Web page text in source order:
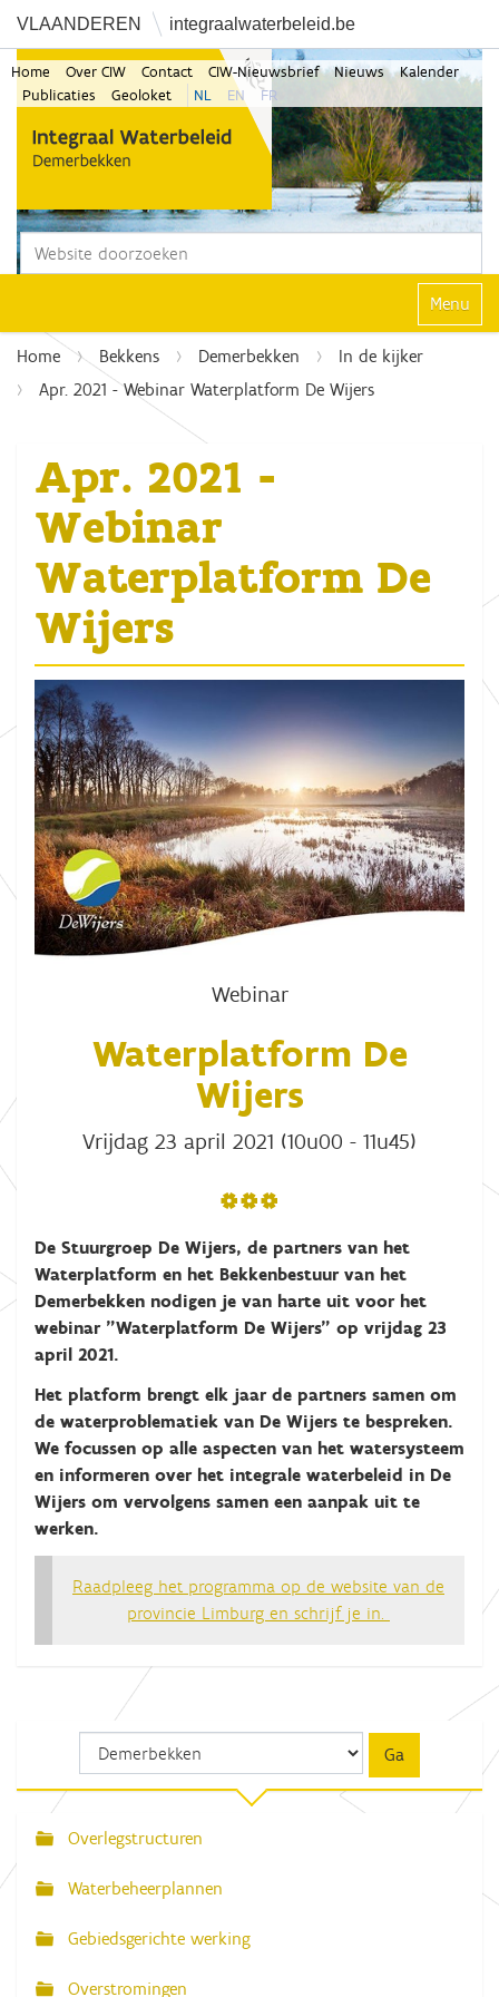
VLAANDEREN integraalwaterbeleid.be
Zoek
Home Over CIW Contact CIW-Nieuwsbrief Nieuws
Kalender
Publicaties
Geoloket NL EN FR
Klap
Home Bekkens Demerbekken
In de kijker
Apr. 2021 - Webinar Waterplatform De Wijers
Apr. 2021 -
Webinar
Waterplatform De
Wijers
Webinar
Waterplatform De
Wijers
Vrijdag 23 april 2021 (10u00 - 11u45)
***
De Stuurgroep De Wijers, de partners van het
Waterplatform en het Bekkenbestuur van het
Demerbekken nodigen je van harte uit voor het
webinar "Waterplatform De Wijers" op vrijdag 23
april 2021.
Het platform brengt elk jaar de partners samen om
de waterproblematiek van De Wijers te bespreken.
We focussen op alle aspecten van het watersysteem
en informeren over het integrale waterbeleid in De
Wijers om vervolgens samen een aanpak uit te
werken.
Raadpleeg het programma op de website van de
provincie Limburg en schrijf je in.
N
a
i
g
Overlegstructuren
Waterbeheerplannen
Gebiedsgerichte werking
Overstromingen